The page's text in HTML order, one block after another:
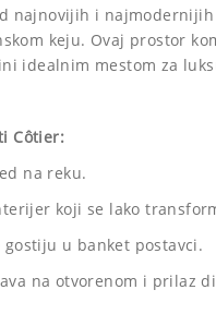
najnovijih i najmodernijih
keju. Ovaj prostor
idealnim mestom za
Côtier:
na reku.
koji se lako
gostiju u banket postavci.
na otvorenom i prilaz